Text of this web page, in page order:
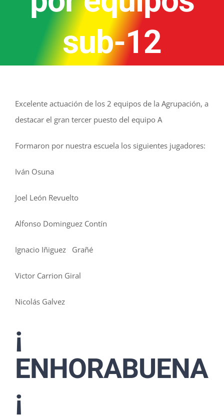
sub-12
Excelente actuación de los 2 equipos de la Agrupación, a
destacar el gran tercer puesto del equipo A
Formaron por nuestra escuela los siguientes jugadores:
Iván Osuna
Joel León Revuelto
Alfonso Dominguez Contín
Ignacio Iñiguez Grañé
Victor Carrion Giral
Nicolás Galvez
¡
ENHORABUENA
¡